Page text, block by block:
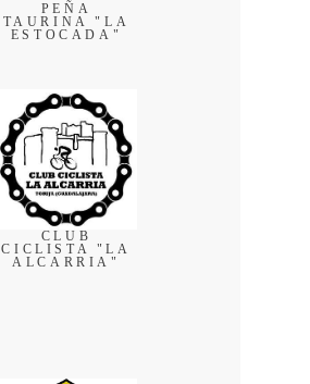
PEÑA
TAURINA "LA
ESTOCADA"
CLUB
CICLISTA "LA
ALCARRIA"